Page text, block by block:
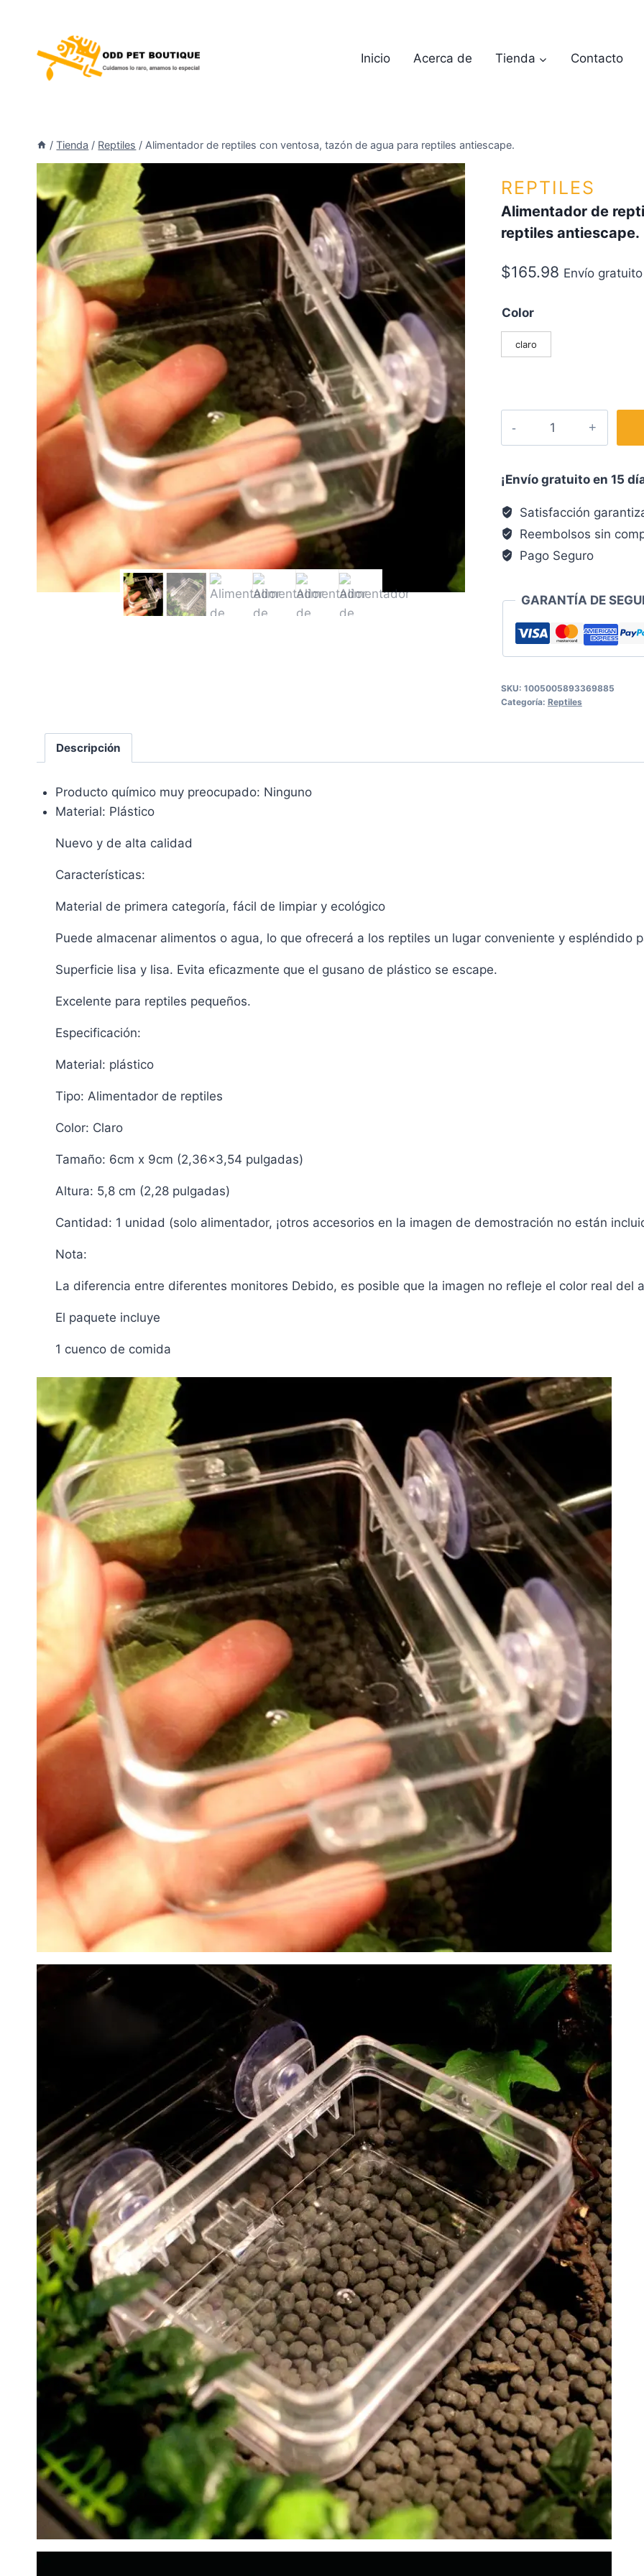
Inicio Acerca de Tienda Contacto
/ Tienda / Reptiles / Alimentador de reptiles con ventosa, tazón de agua para reptiles antiescape.
REPTILES
Alimentador de
reptiles antiescape.
$165.98 Envío gratuito
Color
claro
¡Envío gratuito en 15
Satisfacción
Reembolsos sin
Pago Seguro
GARANTÍA DE
SKU: 1005005893369885
Categoría: Reptiles
Descripción
Producto químico muy preocupado: Ninguno
Material: Plástico
Nuevo y de alta calidad
Características:
Material de primera categoría, fácil de limpiar y ecológico
Puede almacenar alimentos o agua, lo que ofrecerá a los reptiles un lugar conveniente y espléndido
Superficie lisa y lisa. Evita eficazmente que el gusano de plástico se escape.
Excelente para reptiles pequeños.
Especificación:
Material: plástico
Tipo: Alimentador de reptiles
Color: Claro
Tamaño: 6cm x 9cm (2,36×3,54 pulgadas)
Altura: 5,8 cm (2,28 pulgadas)
Cantidad: 1 unidad (solo alimentador, ¡otros accesorios en la imagen de demostración no están
Nota:
La diferencia entre diferentes monitores Debido, es posible que la imagen no refleje el color real del
El paquete incluye
1 cuenco de comida